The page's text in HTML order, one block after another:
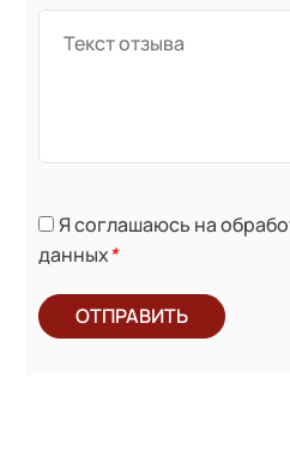
Я соглашаюсь на
данных*
ОТПРАВИТЬ